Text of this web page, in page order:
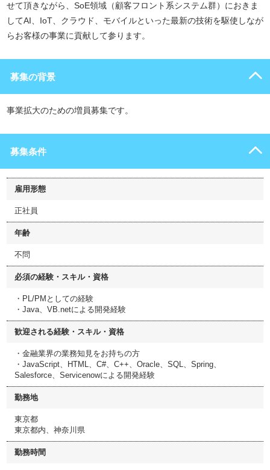
せて頂きながら、SoE領域（顧客フロント系システム群）におきま
してAI、IoT、クラウド、モバイルといった最新の技術を駆使しなが
らお客様の事業に貢献して参ります。
募集の背景
事業拡大のための増員募集です。
募集条件
雇用形態
正社員
年齢
不問
必須の経験・スキル・資格
・PL/PMとしての経験
・Java、VB.netによる開発経験
歓迎される経験・スキル・資格
・金融業界の業務知見をお持ちの方
・JavaScript、HTML、C#、C++、Oracle、SQL、Spring、
Salesforce、Servicenowによる開発経験
勤務地
東京都
東京都内、神奈川県
勤務時間